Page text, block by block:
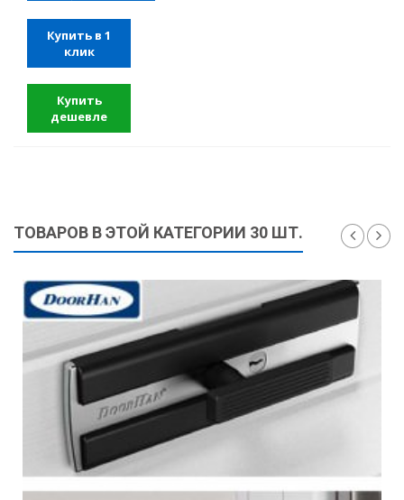
Купить в 1
клик
Купить
дешевле
ТОВАРОВ В ЭТОЙ КАТЕГОРИИ 30 ШТ.